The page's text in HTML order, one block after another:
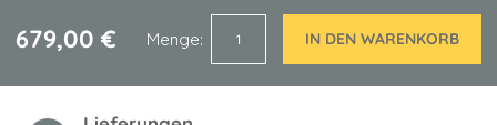
679,00 € Menge IN DEN WARENKORB